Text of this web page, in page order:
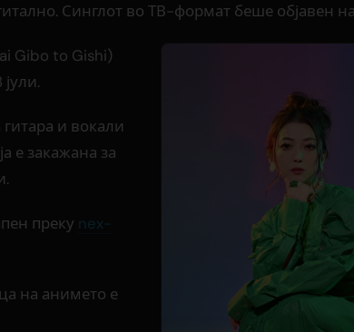
Синглот во ТВ-формат беше објавен
Gibo to Gishi)
и вокали
е закажана за
преку nex-
на анимето е